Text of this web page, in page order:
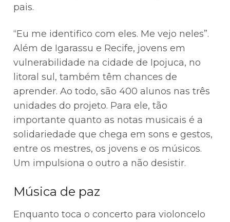
pais.
“Eu me identifico com eles. Me vejo neles”.
Além de Igarassu e Recife, jovens em
vulnerabilidade na cidade de Ipojuca, no
litoral sul, também têm chances de
aprender. Ao todo, são 400 alunos nas três
unidades do projeto. Para ele, tão
importante quanto as notas musicais é a
solidariedade que chega em sons e gestos,
entre os mestres, os jovens e os músicos.
Um impulsiona o outro a não desistir.
Música de paz
Enquanto toca o concerto para violoncelo